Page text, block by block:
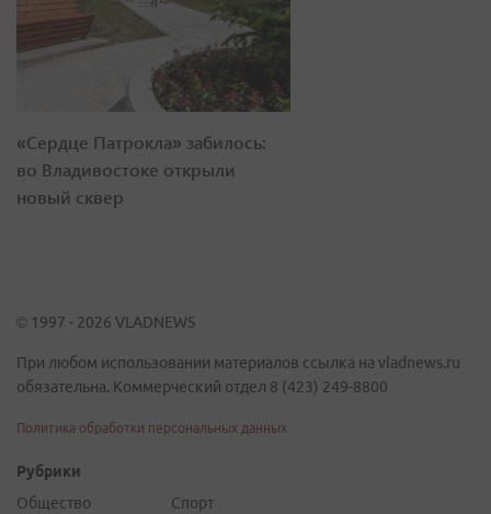
«Сердце Патрокла» забилось:
во Владивостоке открыли
новый сквер
© 1997 - 2026 VLADNEWS
При любом использовании материалов ссылка на vladnews.ru
обязательна. Коммерческий отдел 8 (423) 249-8800
Политика обработки персональных данных
Рубрики
Общество
Спорт